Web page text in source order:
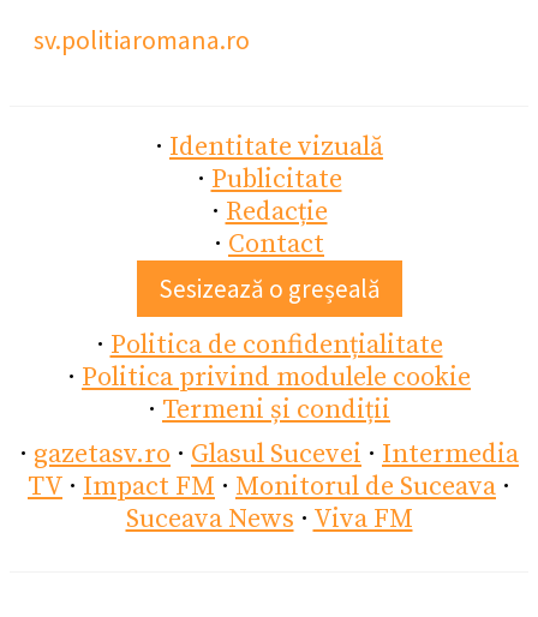
sv.politiaromana.ro
· Identitate vizuală
· Publicitate
· Redacție
· Contact
Sesizează o greșeală
· Politica de confidențialitate
· Politica privind modulele cookie
· Termeni și condiții
· gazetasv.ro · Glasul Sucevei · Intermedia
TV · Impact FM · Monitorul de Suceava ·
Suceava News · Viva FM